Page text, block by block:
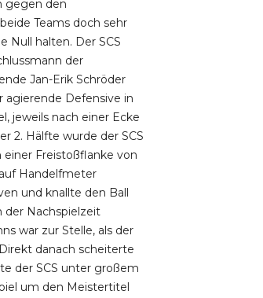
gegen den
Teams doch sehr
Null halten. Der SCS
der
Jan-Erik Schröder
Defensive in
jeweils nach einer Ecke
2. Hälfte wurde der SCS
Freistoßflanke von
Handelfmeter
und knallte den Ball
der Nachspielzeit
war zur Stelle, als der
danach scheiterte
der SCS unter großem
um den Meistertitel